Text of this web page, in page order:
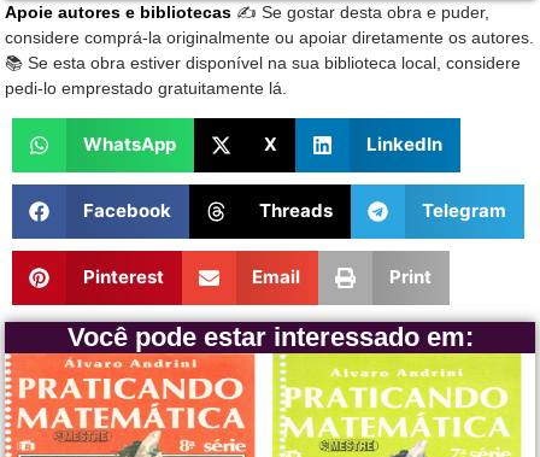
Apoie autores e bibliotecas ✍️ Se gostar desta obra e puder,
considere comprá-la originalmente ou apoiar diretamente os autores.
📚 Se esta obra estiver disponível na sua biblioteca local, considere
pedi-lo emprestado gratuitamente lá.
WhatsApp X LinkedIn
Facebook Threads Telegram
Pinterest Email Print
Você pode estar interessado em: